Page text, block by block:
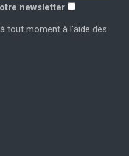
newsletter
tout moment à l'aide des